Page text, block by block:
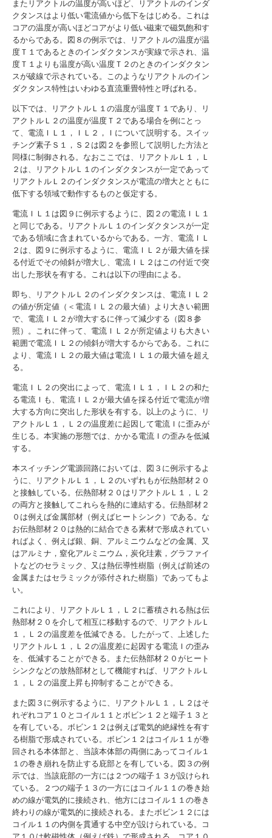
またリアクトルの温度が高いほど、リアクトルのインダ
クタンスはより低い電流値から低下をはじめる。これは
コアの温度が高いほどコアがより低い磁束で磁気飽和す
るからである。図８の例示では、リアクトルの温度が温
度Ｔ１であるときのインダクタンスが実線で示され、温
度Ｔ１よりも温度が高い温度Ｔ２のときのインダクタン
スが破線で示されている。このようなリアクトルのイン
ダクタンス特性はいわゆる直流重畳特性と呼ばれる。
以下では、リアクトルＬ１の温度が温度Ｔ１であり、リ
アクトルＬ２の温度が温度Ｔ２である場合を例にとっ
て、電流ＩＬ１，ＩＬ２，Ｉについて説明する。スイッ
チング素子Ｓ１，Ｓ２は図２を参照して説明した方法と
同様に制御される。なおここでは、リアクトルＬ１，Ｌ
２は、リアクトルＬ１のインダクタンスが一定であって
リアクトルＬ２のインダクタンスが電流の増大とともに
低下する領域で動作するものと仮定する。
電流ＩＬ１は図９に例示するように、図２の電流ＩＬ１
と同じである。リアクトルＬ１のインダクタンスが一定
である領域に含まれているからである。一方、電流ＩＬ
２は、図９に例示するように、電流ＩＬ２が最大値を採
る付近でその傾斜が増大し、電流ＩＬ２はこの付近で突
出した形状を有する。これは以下の理由による。
即ち、リアクトルＬ２のインダクタンスは、電流ＩＬ２
の値が所定値（＜電流ＩＬ２の最大値）より大きい範囲
で、電流ＩＬ２が増大するに伴って減少する（図８参
照）。これに伴って、電流ＩＬ２が所定値よりも大きい
範囲で電流ＩＬ２の傾斜が増大するからである。これに
より、電流ＩＬ２の最大値は電流ＩＬ１の最大値を超え
る。
電流ＩＬ２の突出によって、電流ＩＬ１，ＩＬ２の和た
る電流Ｉも、電流ＩＬ２が最大値を採る付近で電流が増
大する方向に突出した形状を有する。以上のように、リ
アクトルＬ１，Ｌ２の温度差に起因して電流Ｉに歪みが
生じる。本実施の形態では、かかる電流Ｉの歪みを低減
する。
本スイッチング電源回路においては、図３に例示するよ
うに、リアクトルＬ１，Ｌ２のいずれもが伝熱部材２０
と接触している。伝熱部材２０はリアクトルＬ１，Ｌ２
の両方と接触してこれらを熱的に連結する。伝熱部材２
０は例えば金属部材（例えばヒートシンク）である。な
お伝熱部材２０は熱的に結合できる素材で形成されてい
ればよく、例えば銀、銅、アルミニウムなどの金属、又
はアルミナ，窒化アルミニウム，炭化珪素，グラファイ
トなどのセラミック、又は熱伝導性樹脂（例えば前述の
金属またはセラミックが添付された樹脂）であってもよ
い。
これにより、リアクトルＬ１，Ｌ２に蓄積される熱は伝
熱部材２０を介して相互に移動するので、リアクトルＬ
１，Ｌ２の温度差を低減できる。したがって、上述した
リアクトルＬ１，Ｌ２の温度差に起因する電流Ｉの歪み
を、低減することができる。また伝熱部材２０がヒート
シンクなどの放熱部材として機能すれば、リアクトルＬ
１，Ｌ２の温度上昇も抑制することができる。
また図３に例示するように、リアクトルＬ１，Ｌ２はそ
れぞれコア１０とコイル１１とボビン１２と端子１３と
を有している。ボビン１２は例えば電気的絶縁性を有す
る樹脂で形成されている。ボビン１２はコイル１１が巻
回される本体部と、当該本体部の両側にあってコイル１
１の巻き崩れを防止する庇部とを有している。図３の例
示では、当該庇部の一方には２つの端子１３が設けられ
ている。２つの端子１３の一方にはコイル１１の巻き始
めの線が電気的に接続され、他方にはコイル１１の巻き
終わりの線が電気的に接続される。またボビン１２には
コイル１１の内側を貫通する中空が設けられている。コ